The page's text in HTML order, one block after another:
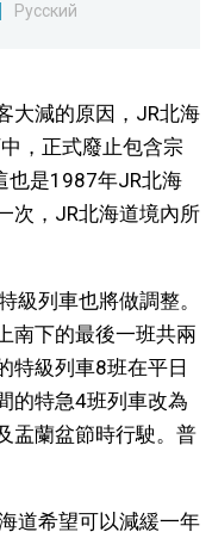
Русский
大減的原因，JR北海
，正式廢止包含宗
也是1987年JR北海
次，JR北海道境內所
級列車也將做調整。
南下的最後一班共兩
特級列車8班在平日
的特急4班列車改為
盂蘭盆節時行駛。普
道希望可以減緩一年